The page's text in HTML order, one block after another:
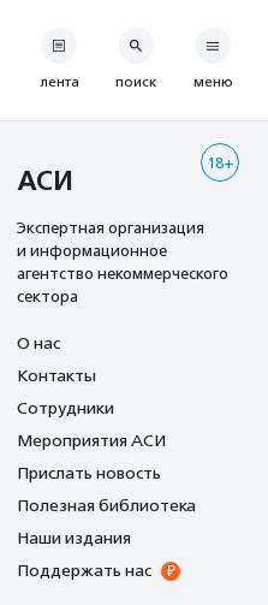
лента поиск меню
18+
АСИ
Экспертная организация
и информационное
агентство некоммерческого
сектора
О нас
Контакты
Сотрудники
Мероприятия АСИ
Прислать новость
Полезная библиотека
Наши издания
Поддержать нас